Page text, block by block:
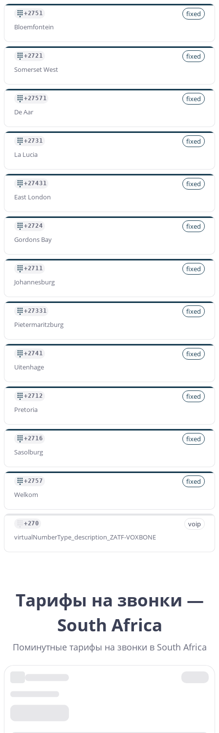
+2751
fixed
Bloemfontein
+2721
fixed
Somerset West
+27571
fixed
De Aar
+2731
fixed
La Lucia
+27431
fixed
East London
+2724
fixed
Gordons Bay
+2711
fixed
Johannesburg
+27331
fixed
Pietermaritzburg
+2741
fixed
Uitenhage
+2712
fixed
Pretoria
+2716
fixed
Sasolburg
+2757
fixed
Welkom
+270
voip
virtualNumberType_description_ZATF-VOXBONE
Тарифы на звонки —
South Africa
Поминутные тарифы на звонки в South Africa